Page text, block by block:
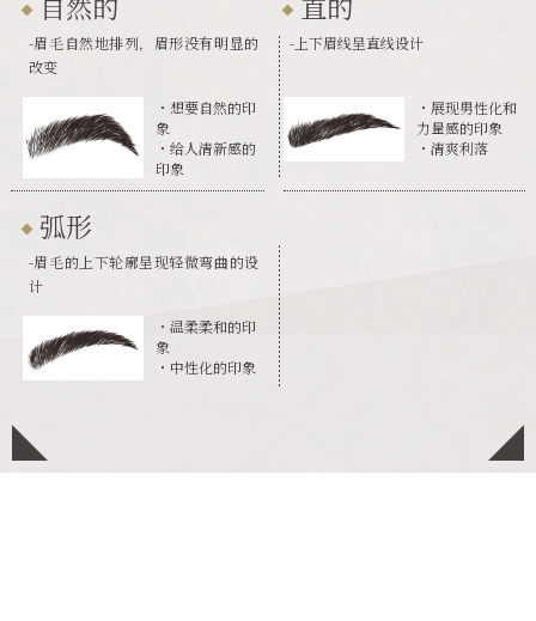
-眉毛自然地排列，眉形没有明显的
改变
・想要自然的印
象
・给人清新感的
印象
-上下眉线呈直线设计
・展现男性化和
力量感的印象
・清爽利落
弧形
-眉毛的上下轮廓呈现轻微弯曲的设
计
・温柔柔和的印
象
・中性化的印象